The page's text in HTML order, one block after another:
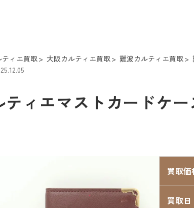
ティエ買取 大阪カルティエ買取 難波カルティエ買取
ィエマストカードケ
買取価
買取日